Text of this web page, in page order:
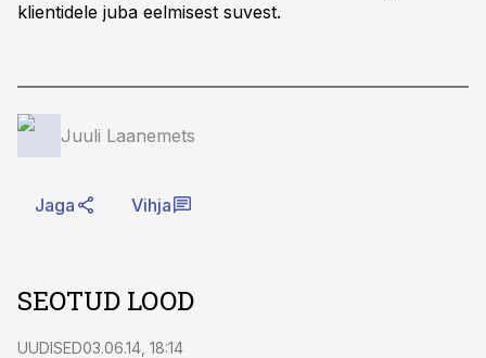
klientidele juba eelmisest suvest.
Juuli Laanemets
Jaga Vihja
SEOTUD LOOD
UUDISED03.06.14, 18:14